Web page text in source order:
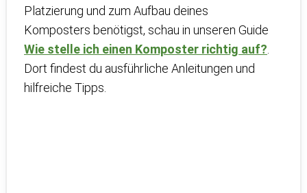
Platzierung und zum Aufbau deines
Komposters benötigst, schau in unseren Guide
Wie stelle ich einen Komposter richtig auf?
Dort findest du ausführliche Anleitungen und
hilfreiche Tipps.